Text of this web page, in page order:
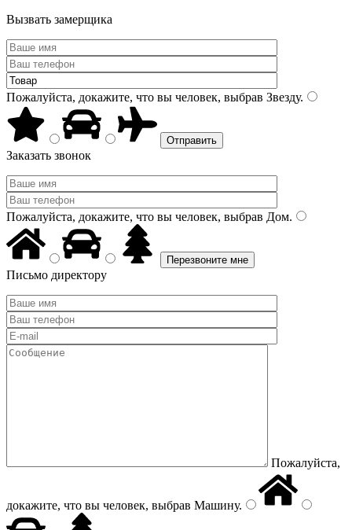
Вызвать замерщика
Пожалуйста, докажите, что вы человек, выбрав Звезду.
Заказать звонок
Пожалуйста, докажите, что вы человек, выбрав Дом.
Письмо директору
Пожалуйста,
докажите, что вы человек, выбрав Машину.